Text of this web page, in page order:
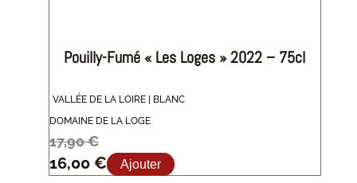
Pouilly-Fumé « Les Loges » 2022 – 75cl
VALLÉE DE LA LOIRE | BLANC
DOMAINE DE LA LOGE
17,90€
16,00 € Ajouter